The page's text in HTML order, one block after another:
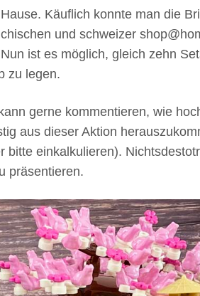
Käuflich konnte man die
und schweizer
ist es möglich, gleich zehn
zu legen.
gerne kommentieren, wie
aus dieser Aktion
bitte einkalkulieren).
präsentieren.